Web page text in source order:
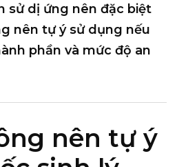
sử dị ứng nên đặc biệt
nên tự ý sử dụng nếu
phần và mức độ an
nên tự ý